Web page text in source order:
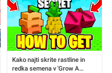
Kako najti skrite rastline in
redka semena v 'Grow A